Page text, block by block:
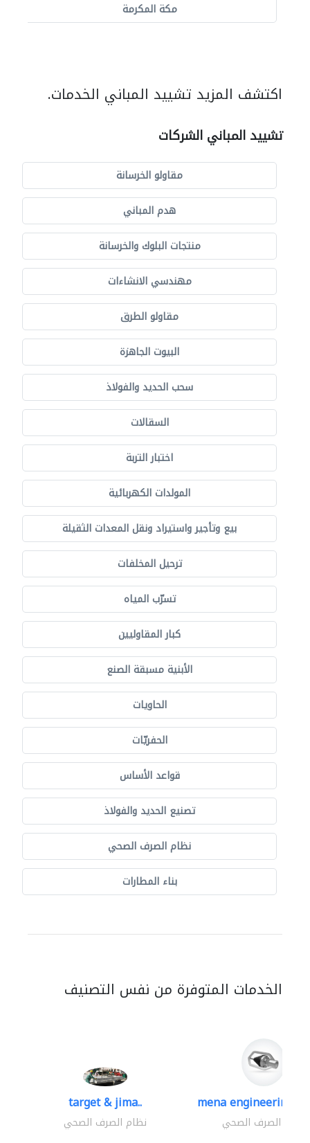
مكة المكرمة
اكتشف المزيد تشييد المباني الخدمات.
تشييد المباني الشركات
مقاولو الخرسانة
هدم المباني
منتجات البلوك والخرسانة
مهندسي الانشاءات
مقاولو الطرق
البيوت الجاهزة
سحب الحديد والفولاذ
السقالات
اختبار التربة
المولدات الكهربائية
بيع وتأجير واستيراد ونقل المعدات الثقيلة
ترحيل المخلفات
تسرّب المياه
كبار المقاوليين
الأبنية مسبقة الصنع
الحاويات
الحفريّات
قواعد الأساس
تصنيع الحديد والفولاذ
نظام الصرف الصحي
بناء المطارات
الخدمات المتوفرة من نفس التصنيف
target & jima..
نظام الصرف الصحي
mena engineering
نظام الصرف الصحي